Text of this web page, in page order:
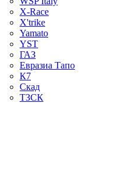
X-Race
X'trike
Yamato
YST
ГАЗ
Евразиа Тапо
К7
Скад
ТЗСК